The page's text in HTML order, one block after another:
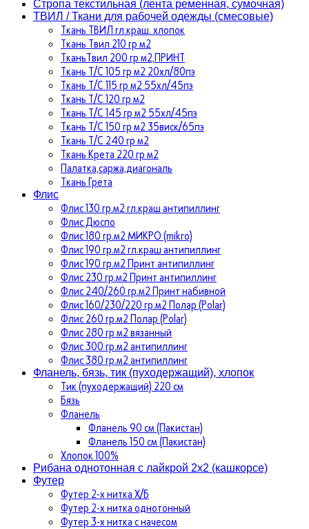
Стропа текстильная (лента ременная, сумочная)
ТВИЛ / Ткани для рабочей одежды (смесовые)
Ткань ТВИЛ гл.краш. хлопок
Ткань Твил 210 гр м2
ТканьТвил 200 гр м2,ПРИНТ
Ткань Т/C 105 гр м2 20хл/80пэ
Ткань Т/C 115 гр м2 55хл/45пэ
Ткань Т/C 120 гр м2
Ткань Т/C 145 гр м2 55хл/45пэ
Ткань Т/C 150 гр м2 35виск/65пэ
Ткань Т/C 240 гр м2
Ткань Крета 220 гр м2
Палатка,саржа,диагональ
Ткань Грета
Флис
Флис 130 гр.м2 гл.краш антипиллинг
Флис Дюспо
Флис 180 гр.м2 МИКРО (mikro)
Флис 190 гр.м2 гл.краш антипиллинг
Флис 190 гр.м2 Принт антипиллинг
Флис 230 гр.м2 Принт антипиллинг
Флис 240/260 гр.м2 Принт набивной
Флис 160/230/220 гр.м2 Полар (Polar)
Флис 260 гр.м2 Полар (Polar)
Флис 280 гр м2 вязанный
Флис 300 гр.м2 антипиллинг
Флис 380 гр.м2 антипиллинг
Фланель, бязь, тик (пуходержащий), хлопок
Тик (пуходержащий) 220 см
Бязь
Фланель
Фланель 90 см (Пакистан)
Фланель 150 см (Пакистан)
Хлопок 100%
Рибана однотонная с лайкрой 2х2 (кашкорсе)
Футер
Футер 2-х нитка Х/Б
Футер 2-х нитка однотонный
Футер 3-х нитка с начесом